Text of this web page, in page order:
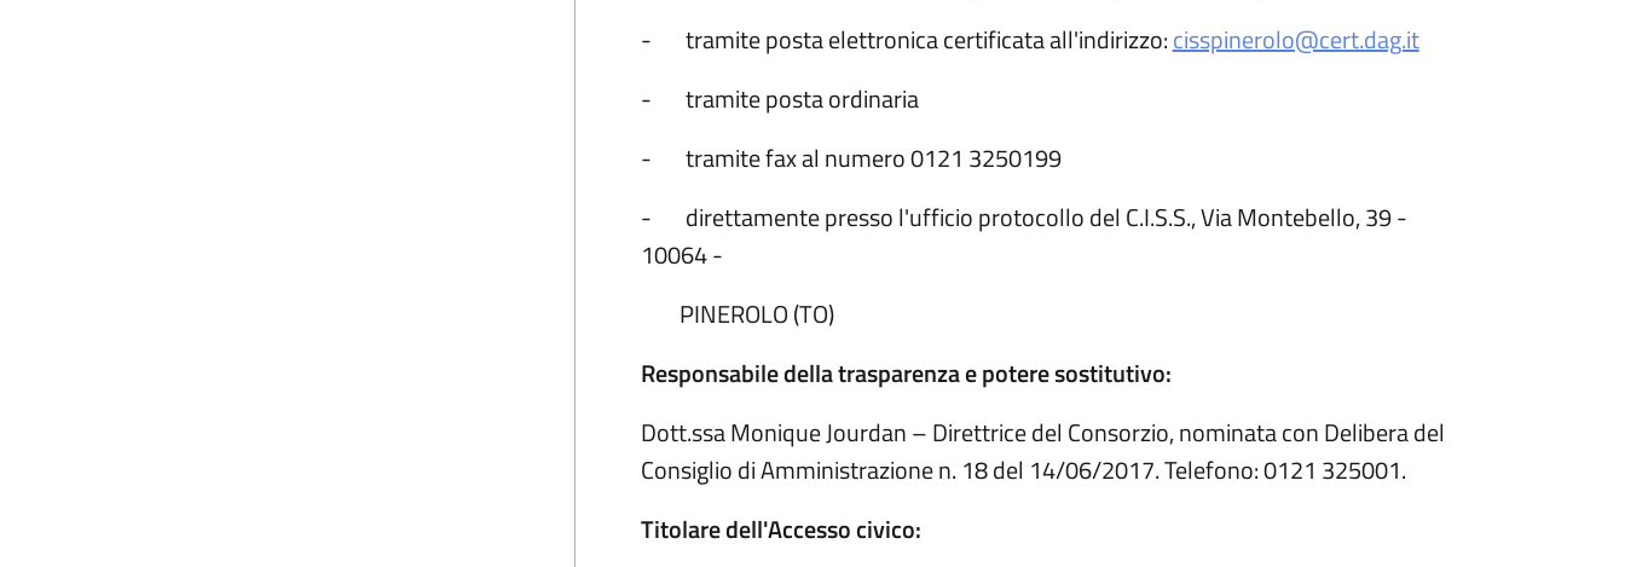
- tramite posta elettronica certificata all'indirizzo:cisspinerolo@cert.dag.it
- tramite posta ordinaria
- tramite fax al numero 0121 3250199
- direttamente presso l'ufficio protocollo del C.I.S.S., Via Montebello, 39 -
10064 -
PINEROLO (TO)
Responsabile della trasparenza e potere sostitutivo:
Dott.ssa Monique Jourdan – Direttrice del Consorzio, nominata con Delibera del
Consiglio di Amministrazione n. 18 del 14/06/2017. Telefono: 0121 325001.
Titolare dell'Accesso civico: